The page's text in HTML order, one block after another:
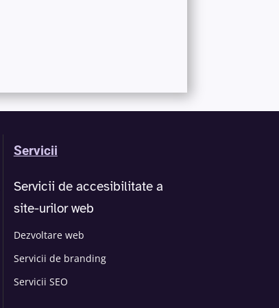
Servicii
Servicii de accesibilitate a
site-urilor web
Dezvoltare web
Servicii de branding
Servicii SEO